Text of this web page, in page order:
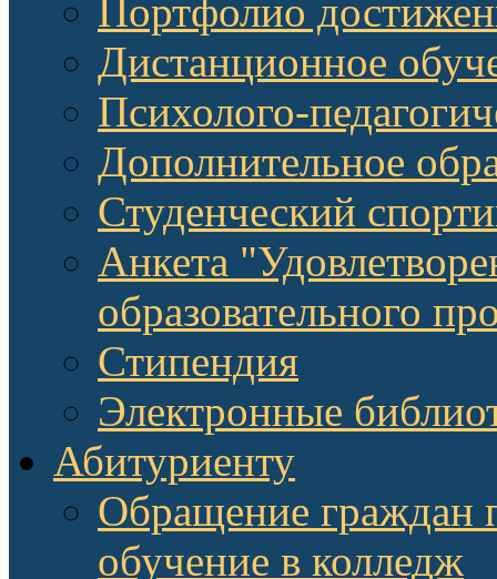
Портфолио
Дистанционное
Психолого-
Дополнительное
Студенческий
Анкета
образовательного
Стипендия
Электронные
Абитуриенту
Обращение граждан
обучение в колледж